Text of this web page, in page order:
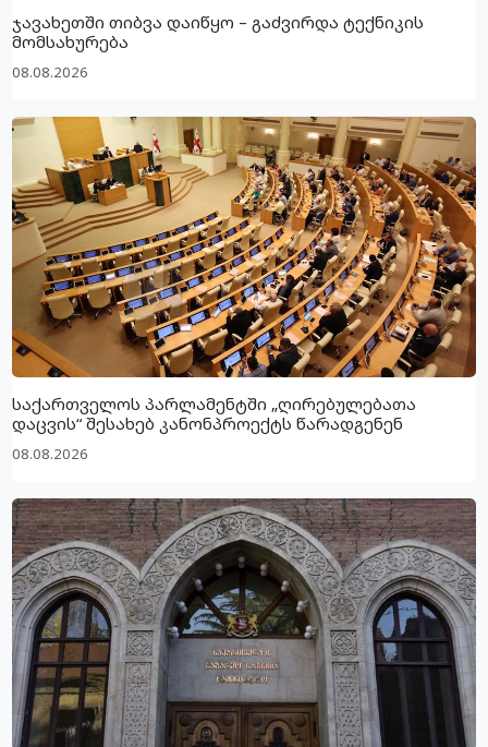
ჯავახეთში თიბვა დაიწყო – გაძვირდა ტექნიკის
მომსახურება
08.08.2026
საქართველოს პარლამენტში „ღირებულებათა
დაცვის“ შესახებ კანონპროექტს წარადგენენ
08.08.2026